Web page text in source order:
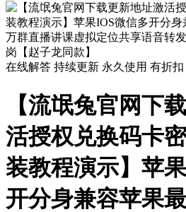
在线解答 持续更新 永久使用 有折扣
【流氓兔官网下
活授权兑换码卡
装教程演示】苹
开分身兼容苹果